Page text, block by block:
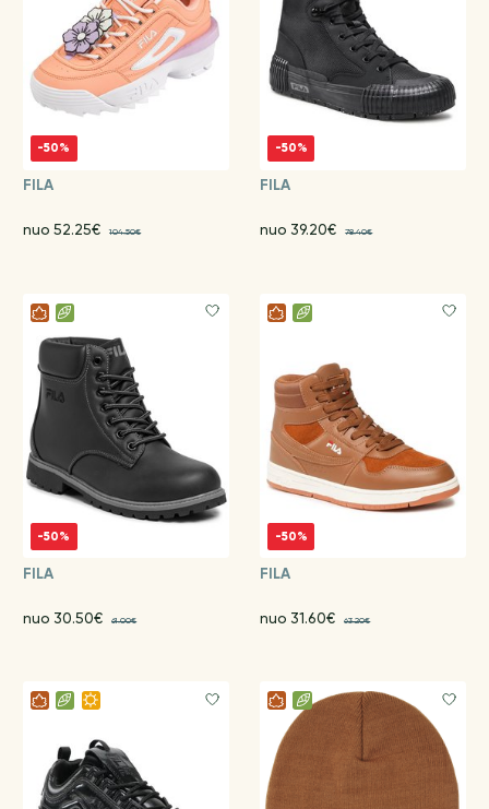
-50%
FILA
nuo 52.25€ 104.50€
-50%
FILA
nuo 39.20€ 78.40€
-50%
FILA
nuo 30.50€ 61.00€
-50%
FILA
nuo 31.60€ 63.20€